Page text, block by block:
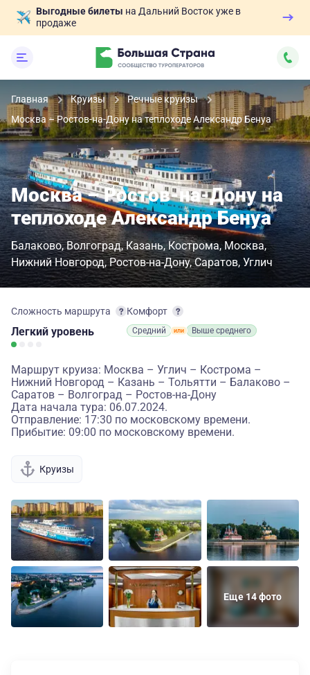
Выгодные билеты на Дальний Восток уже в
продаже
Главная Круизы
Речные круизы
Москва – Ростов-на-Дону на теплоходе Александр Бенуа
Москва – Ростов-на-Дону на
теплоходе Александр Бенуа
Балаково Волгоград Казань Кострома Москва
Нижний Новгород Ростов-на-Дону Саратов Углич
Сложность маршрута
Легкий уровень
Комфорт
Средний Выше среднего
Маршрут круиза: Москва – Углич – Кострома –
Нижний Новгород – Казань – Тольятти – Балаково –
Саратов – Волгоград – Ростов-на-Дону
Дата начала тура: 06.07.2024.
Отправление: 17:30 по московскому времени.
Прибытие: 09:00 по московскому времени.
Круизы
Еще 14 фото